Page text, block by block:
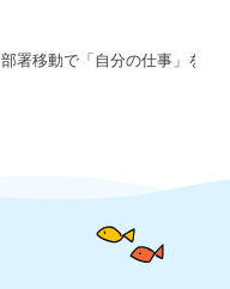
部署移動で「自分の仕事」を実